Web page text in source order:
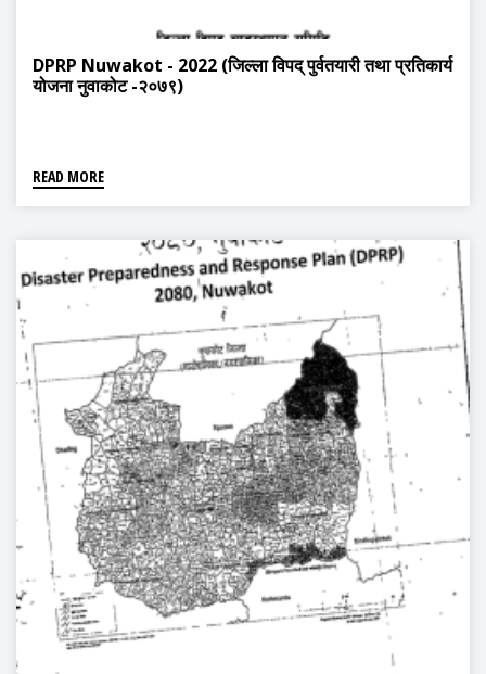
DPRP Nuwakot - 2022 (जिल्ला विपद् पुर्वतयारी तथा प्रतिकार्य
योजना नुवाकोट -२०७९)
READ MORE